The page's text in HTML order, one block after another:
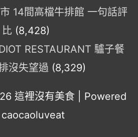
14間高檔牛排館 一句話評
比 (8,428)
RESTAURANT 驢子餐
沒失望過 (8,329)
這裡沒有美食 | Powered